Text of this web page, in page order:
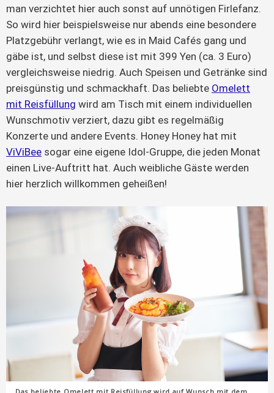
man verzichtet hier auch sonst auf unnötigen Firlefanz.
So wird hier beispielsweise nur abends eine besondere
Platzgebühr verlangt, wie es in Maid Cafés gang und
gäbe ist, und selbst diese ist mit 399 Yen (ca. 3 Euro)
vergleichsweise niedrig. Auch Speisen und Getränke sind
preisgünstig und schmackhaft. Das beliebte Omelett
mit Reisfüllung wird am Tisch mit einem individuellen
Wunschmotiv verziert, dazu gibt es regelmäßig
Konzerte und andere Events. Honey Honey hat mit
ViViBee sogar eine eigene Idol-Gruppe, die jeden Monat
einen Live-Auftritt hat. Auch weibliche Gäste werden
hier herzlich willkommen geheißen!